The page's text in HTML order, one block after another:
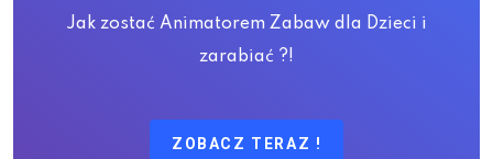
Jak zostać Animatorem Zabaw dla Dzieci i
zarabiać ?!
ZOBACZ TERAZ !